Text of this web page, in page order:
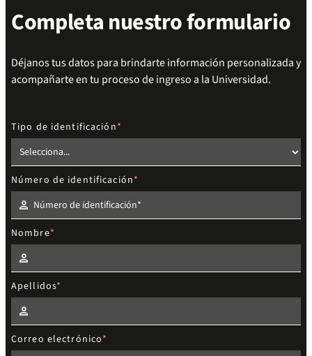
Completa nuestro formulario
Déjanos tus datos para brindarte información personalizada y
acompañarte en tu proceso de ingreso a la Universidad.
Tipo de identificación
Número de identificación
Nombre
Apellidos
Correo electrónico